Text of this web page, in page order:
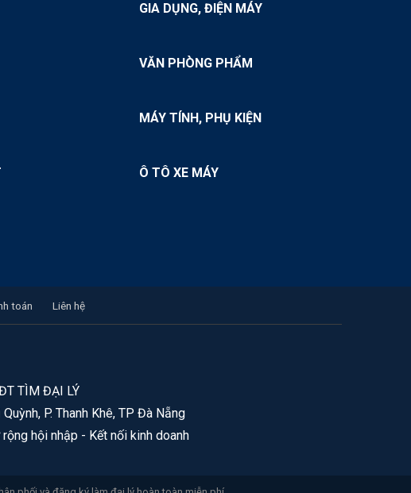
GIA DỤNG, ĐIỆN MÁY
VĂN PHÒNG PHẨM
MÁY TÍNH, PHỤ KIỆN
Ô TÔ XE MÁY
toán Liên hệ
TÌM ĐẠI LÝ
P. Thanh Khê, TP Đà Nẵng
hội nhập - Kết nối kinh doanh